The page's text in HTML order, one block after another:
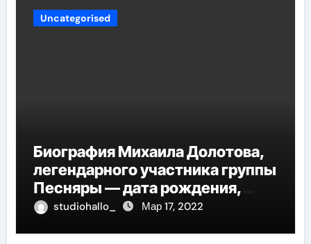
Uncategorised
Биография Михаила Долотова,
легендарного участника группы
Песняры — дата рождения,
творческий путь и невероятные
studiohallo_ Мар 17, 2022